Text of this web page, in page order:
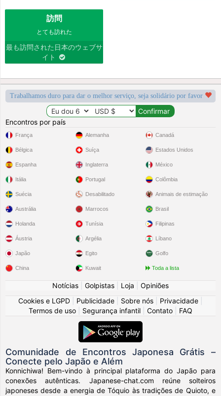
訪問
とても訪れた
最も訪問された日本のウェブサ
イト
Trabalhamos duro para dar o melhor serviço, seja solidário por favor
Encontros por país
França
Bélgica
Espanha
Itália
Suécia
Alemanha
Suíça
Inglaterra
Portugal
Desabilitado
Canadá
Estados Unidos
México
Colômbia
Animais de estimação
Austrália
Holanda
Áustria
Japão
China
Marrocos
Tunísia
Argélia
Egito
Kuwait
Brasil
Filipinas
Líbano
Golfo
Toda a lista
Notícias Golpistas Loja
Opiniões
Cookies e LGPD
Publicidade Sobre nós Privacidade
Termos de uso
Segurança infantil Contato FAQ
Comunidade de Encontros Japonesa Grátis –
Conecte pelo Japão e Além
Konnichiwa! Bem-vindo à principal plataforma do Japão para
conexões autênticas. Japanese-chat.com reúne solteiros
japoneses desde a energia de Tóquio às tradições de Quioto, e